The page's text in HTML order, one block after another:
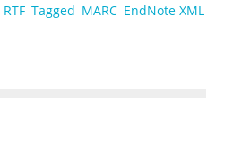
RTF Tagged MARC EndNote XML